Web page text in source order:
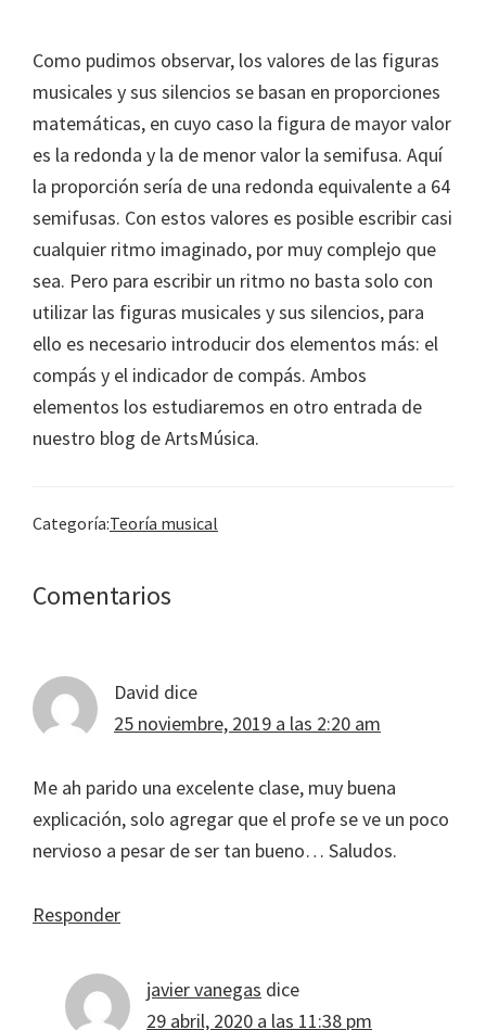
Como pudimos observar, los valores de las figuras
musicales y sus silencios se basan en proporciones
matemáticas, en cuyo caso la figura de mayor valor
es la redonda y la de menor valor la semifusa. Aquí
la proporción sería de una redonda equivalente a 64
semifusas. Con estos valores es posible escribir casi
cualquier ritmo imaginado, por muy complejo que
sea. Pero para escribir un ritmo no basta solo con
utilizar las figuras musicales y sus silencios, para
ello es necesario introducir dos elementos más: el
compás y el indicador de compás. Ambos
elementos los estudiaremos en otro entrada de
nuestro blog de ArtsMúsica.
Categoría:Teoría musical
Interacciones
los
lectores
Comentarios
David dice
25 noviembre, 2019 a las 2:20 am
Me ah parido una excelente clase, muy buena
explicación, solo agregar que el profe se ve un poco
nervioso a pesar de ser tan bueno… Saludos.
Responder
javier vanegas dice
29 abril, 2020 a las 11:38 pm